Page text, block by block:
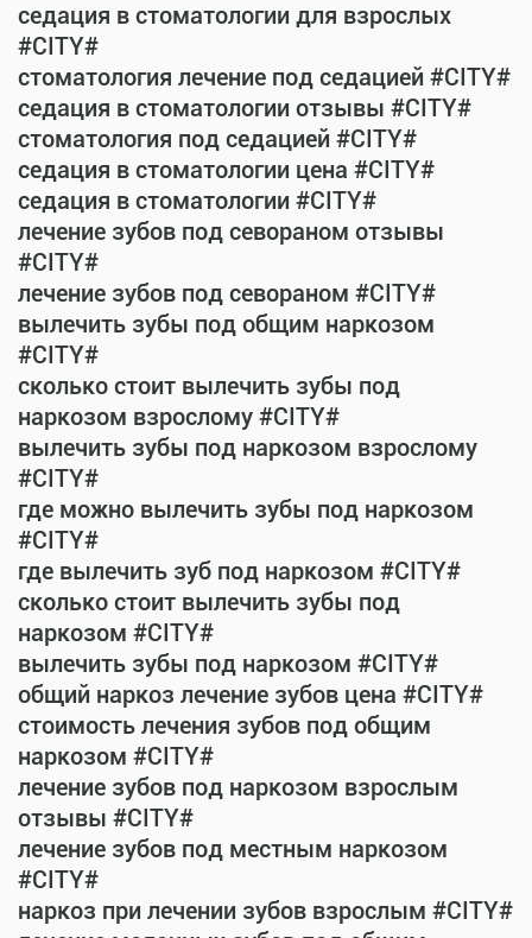
седация в стоматологии для взрослых
#CITY#
стоматология лечение под седацией #CITY#
седация в стоматологии отзывы #CITY#
стоматология под седацией #CITY#
седация в стоматологии цена #CITY#
седация в стоматологии #CITY#
лечение зубов под севораном отзывы
#CITY#
лечение зубов под севораном #CITY#
вылечить зубы под общим наркозом
#CITY#
сколько стоит вылечить зубы под
наркозом взрослому #CITY#
вылечить зубы под наркозом взрослому
#CITY#
где можно вылечить зубы под наркозом
#CITY#
где вылечить зуб под наркозом #CITY#
сколько стоит вылечить зубы под
наркозом #CITY#
вылечить зубы под наркозом #CITY#
общий наркоз лечение зубов цена #CITY#
стоимость лечения зубов под общим
наркозом #CITY#
лечение зубов под наркозом взрослым
отзывы #CITY#
лечение зубов под местным наркозом
#CITY#
наркоз при лечении зубов взрослым #CITY#